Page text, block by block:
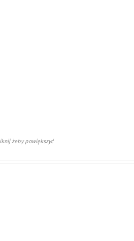
żeby powiększyć